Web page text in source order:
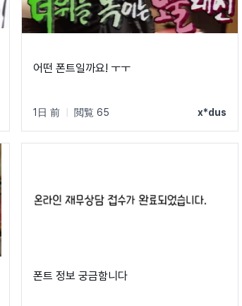
어떤 폰트일까요! ㅜㅜ
1日 前 閲覧 65 x*dus
폰트 정보 궁금함니다